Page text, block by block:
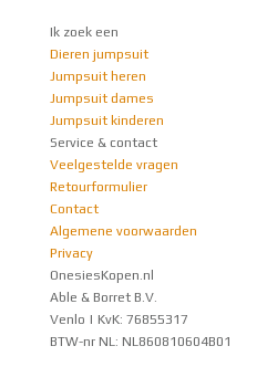
Ik zoek een
Dieren jumpsuit
Jumpsuit heren
Jumpsuit dames
Jumpsuit kinderen
Service & contact
Veelgestelde vragen
Retourformulier
Contact
Algemene voorwaarden
Privacy
OnesiesKopen.nl
Able & Borret B.V.
Venlo | KvK: 76855317
BTW-nr NL: NL860810604B01